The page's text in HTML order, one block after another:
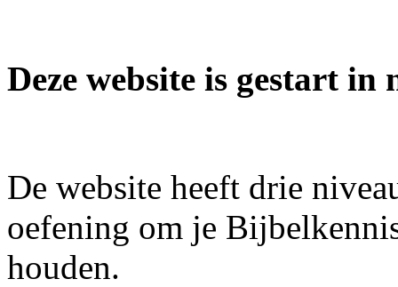
Deze website is gestart in
De website heeft drie
oefening om je
houden.